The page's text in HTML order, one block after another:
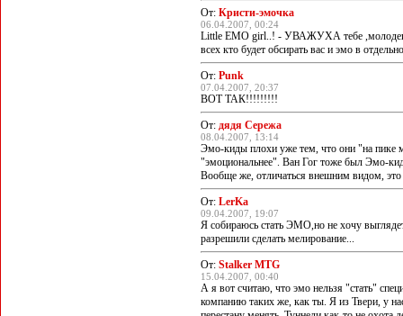
От: Кристи-эмочка
06.04.2007, 00:24
Little EMO girl..! - УВАЖУХА тебе
всех кто будет обсирать вас и эмо в
От: Punk
07.04.2007, 20:37
ВОТ ТАК!!!!!!!!!
От: дядя Сережа
08.04.2007, 13:14
Эмо-киды плохи уже тем, что они "на пике
"эмоциональнее". Ван Гог тоже был Эмо-
Вообще же, отличаться внешним видом, это
От: LerKa
09.04.2007, 19:07
Я собираюсь стать ЭМО,но не хочу
разрешили сделать мелирование...
От: Stalker MTG
15.04.2007, 00:40
А я вот считаю, что эмо нельзя "стать"
компанию таких же, как ты. Я из Твери, у